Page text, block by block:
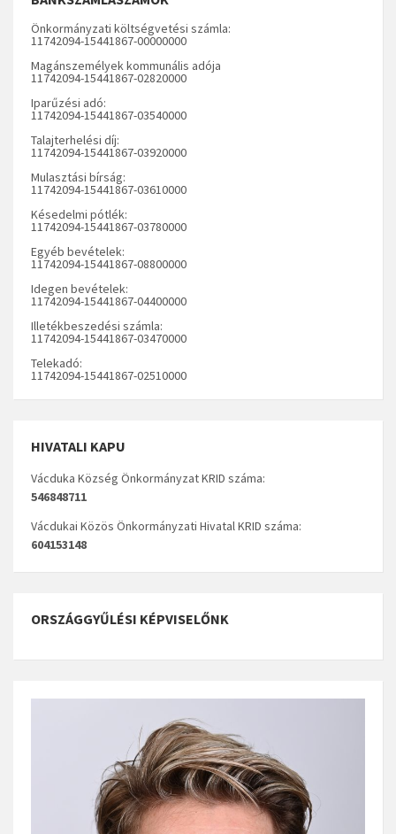
Önkormányzati költségvetési számla:
11742094-15441867-00000000
Magánszemélyek kommunális adója
11742094-15441867-02820000
Iparűzési adó:
11742094-15441867-03540000
Talajterhelési díj:
11742094-15441867-03920000
Mulasztási bírság:
11742094-15441867-03610000
Késedelmi pótlék:
11742094-15441867-03780000
Egyéb bevételek:
11742094-15441867-08800000
Idegen bevételek:
11742094-15441867-04400000
Illetékbeszedési számla:
11742094-15441867-03470000
Telekadó:
11742094-15441867-02510000
HIVATALI KAPU
Vácduka Község Önkormányzat KRID száma:
546848711
Vácdukai Közös Önkormányzati Hivatal KRID száma:
604153148
ORSZÁGGYŰLÉSI KÉPVISELŐNK